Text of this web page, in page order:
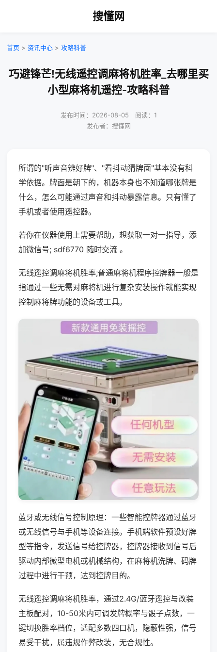
搜懂网
首页 > 资讯中心 > 攻略科普
巧避锋芒!无线遥控调麻将机胜率_去哪里买
小型麻将机遥控-攻略科普
发布时间：2026-08-05｜阅读：1
发布者：搜懂网
所谓的"听声音辨好牌"、"看抖动猜牌面"基本没有科
学依据。牌面是朝下的，机器本身也不知道哪张牌是
什么，怎么可能通过声音和抖动暴露信息。只有懂了
手机或者使用遥控器。
若你在仪器使用上需要帮助，想获取一对一指导，添
加微信号; sdf6770 随时交流 。
无线遥控调麻将机胜率;普通麻将机程序控牌器一般是
指通过一些无需对麻将机进行复杂安装操作就能实现
控制麻将牌功能的设备或工具。
蓝牙或无线信号控制原理：一些智能控牌器通过蓝牙
或无线信号与手机等设备连接。手机端软件预设好牌
型等指令，发送信号给控牌器，控牌器接收到信号后
驱动内部微型电机或机械结构，在麻将机洗牌、码牌
过程中进行干预，达到控牌目的。
无线遥控调麻将机胜率，通过2.4G/蓝牙遥控与改装
主板配对，10-50米内可调发牌概率与骰子点数，一
键切换胜率档位，适配多数四口机，隐蔽性强，信号
易受干扰，属违规作弊改装，无合规性。